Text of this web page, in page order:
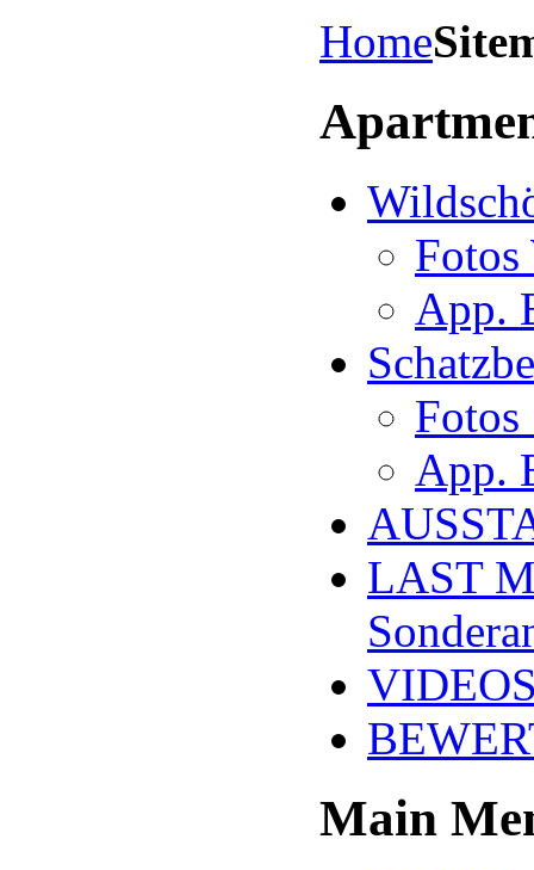
Home
Fotos
App.
Fotos
App.
LAST
Main